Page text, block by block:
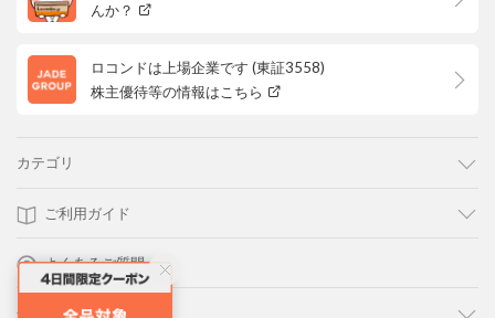
んか？
ロコンドは上場企業です (東証3558)
株主優待等の情報はこちら
カテゴリ
ご利用ガイド
よくあるご質問
会社概要・規約